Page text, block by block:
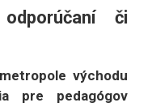
či
východu
pre pedagógov